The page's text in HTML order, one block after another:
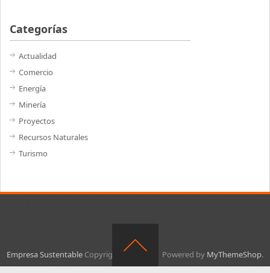
Categorías
Actualidad
Comercio
Energía
Minería
Proyectos
Recursos Naturales
Turismo
Empresa Sustentable Copyright © 2026. Powered by MyThemeShop.